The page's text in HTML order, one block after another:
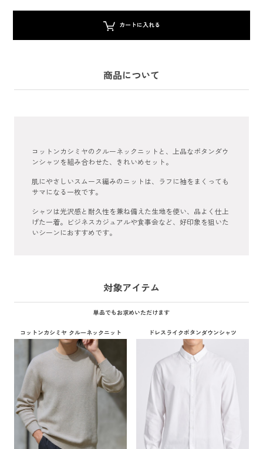
カートに入れる
商品について
コットンカシミヤのクルーネックニットと、上品なボタンダウ
ンシャツを組み合わせた、きれいめセット。
肌にやさしいスムース編みのニットは、ラフに袖をまくっても
サマになる一枚です。
シャツは光沢感と耐久性を兼ね備えた生地を使い、品よく仕上
げた一着。ビジネスカジュアルや食事会など、好印象を狙いた
いシーンにおすすめです。
対象アイテム
単品でもお求めいただけます
コットンカシミヤ クルーネックニット ドレスライクボタンダウンシャツ